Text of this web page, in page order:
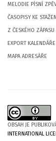
MELODIE PÍSNÍ
ČASOPISY KE
Z ČESKÉHO ZÁPASU
EXPORT KALENDÁŘE
MAPA ADRESÁŘE
OBSAH JE
INTERNATIONAL